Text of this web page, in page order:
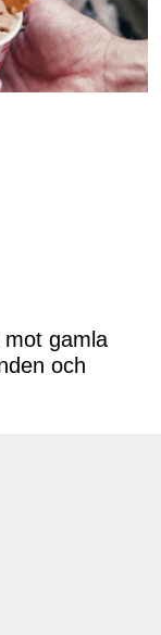
gamla
och